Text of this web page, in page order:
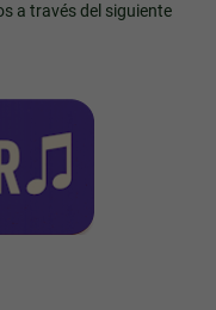
a través del siguiente